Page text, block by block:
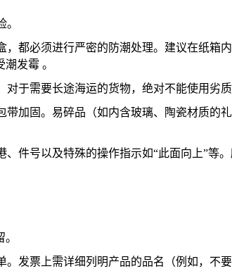
都必须进行严密的防潮处理。建议在纸箱
发霉 。
于需要长途海运的货物，绝对不能使用劣
加固。易碎品（如内含玻璃、陶瓷材质的
件号以及特殊的操作指示如“此面向上”等
发票上需详细列明产品的品名（例如，不